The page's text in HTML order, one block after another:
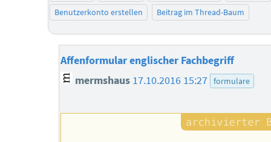
Benutzerkonto erstellen
Beitrag im Thread-Baum
Affenformular englischer Fachbegriff
mermshaus 17.10.2016 15:27 formulare